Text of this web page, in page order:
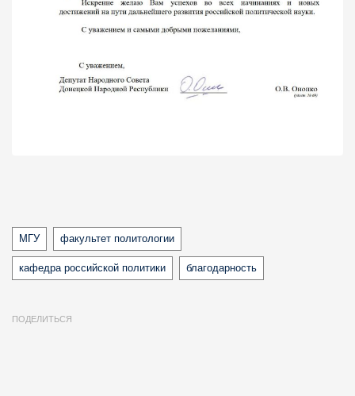
Tags
МГУ факультет политологии
кафедра российской политики благодарность
ПОДЕЛИТЬСЯ